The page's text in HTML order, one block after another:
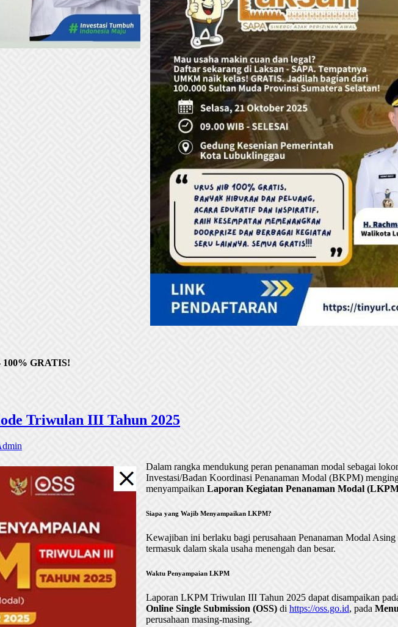
GRATIS!
Triwulan III Tahun 2025
Dalam rangka mendukung peran penanaman modal sebagai
Investasi/Badan Koordinasi Penanaman Modal (BKPM)
menyampaikan Laporan Kegiatan Penanaman Modal
Siapa yang Wajib Menyampaikan LKPM?
Kewajiban ini berlaku bagi perusahaan Penanaman Modal
termasuk dalam skala usaha menengah dan besar.
Waktu Penyampaian LKPM
Laporan LKPM Triwulan III Tahun 2025 dapat disampaikan
Online Single Submission (OSS) di https://oss.go.id, pada
perusahaan masing-masing.